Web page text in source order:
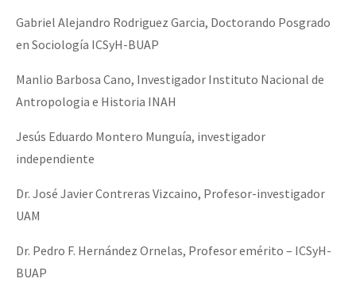
Gabriel Alejandro Rodriguez Garcia, Doctorando Posgrado
en Sociología ICSyH-BUAP
Manlio Barbosa Cano, Investigador Instituto Nacional de
Antropologia e Historia INAH
Jesús Eduardo Montero Munguía, investigador
independiente
Dr. José Javier Contreras Vizcaino, Profesor-investigador
UAM
Dr. Pedro F. Hernández Ornelas, Profesor emérito – ICSyH-
BUAP